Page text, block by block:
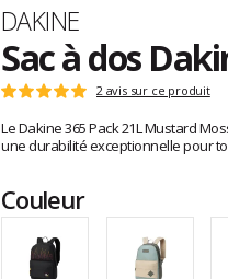
Marque
DAKINE
Sac à dos
Les
clients
Note
:
5
sur
2 avis sur ce produit
Le Dakine 365 Pack 21L Mustard
une durabilité exceptionnelle pour
Couleur